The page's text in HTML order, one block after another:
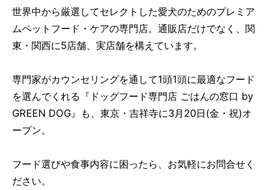
世界中から厳選してセレクトした愛犬のためのプレミア
ムペットフード・ケアの専門店。通販店だけでなく、関
東・関西に5店舗、実店舗を構えています。
専門家がカウンセリングを通して1頭1頭に最適なフード
を選んでくれる『ドッグフード専門店 ごはんの窓口 by
GREEN DOG』も、東京・吉祥寺に3月20日(金・祝)オ
ープン。
フード選びや食事内容に困ったら、お気軽にお問合せく
ださい。